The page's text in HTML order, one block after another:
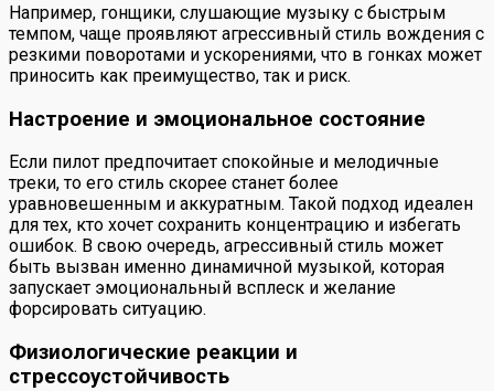
Например, гонщики, слушающие музыку с быстрым
темпом, чаще проявляют агрессивный стиль вождения с
резкими поворотами и ускорениями, что в гонках может
приносить как преимущество, так и риск.
Настроение и эмоциональное состояние
Если пилот предпочитает спокойные и мелодичные
треки, то его стиль скорее станет более
уравновешенным и аккуратным. Такой подход идеален
для тех, кто хочет сохранить концентрацию и избегать
ошибок. В свою очередь, агрессивный стиль может
быть вызван именно динамичной музыкой, которая
запускает эмоциональный всплеск и желание
форсировать ситуацию.
Физиологические реакции и
стрессоустойчивость